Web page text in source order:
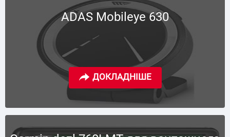
ADAS Mobileye 630